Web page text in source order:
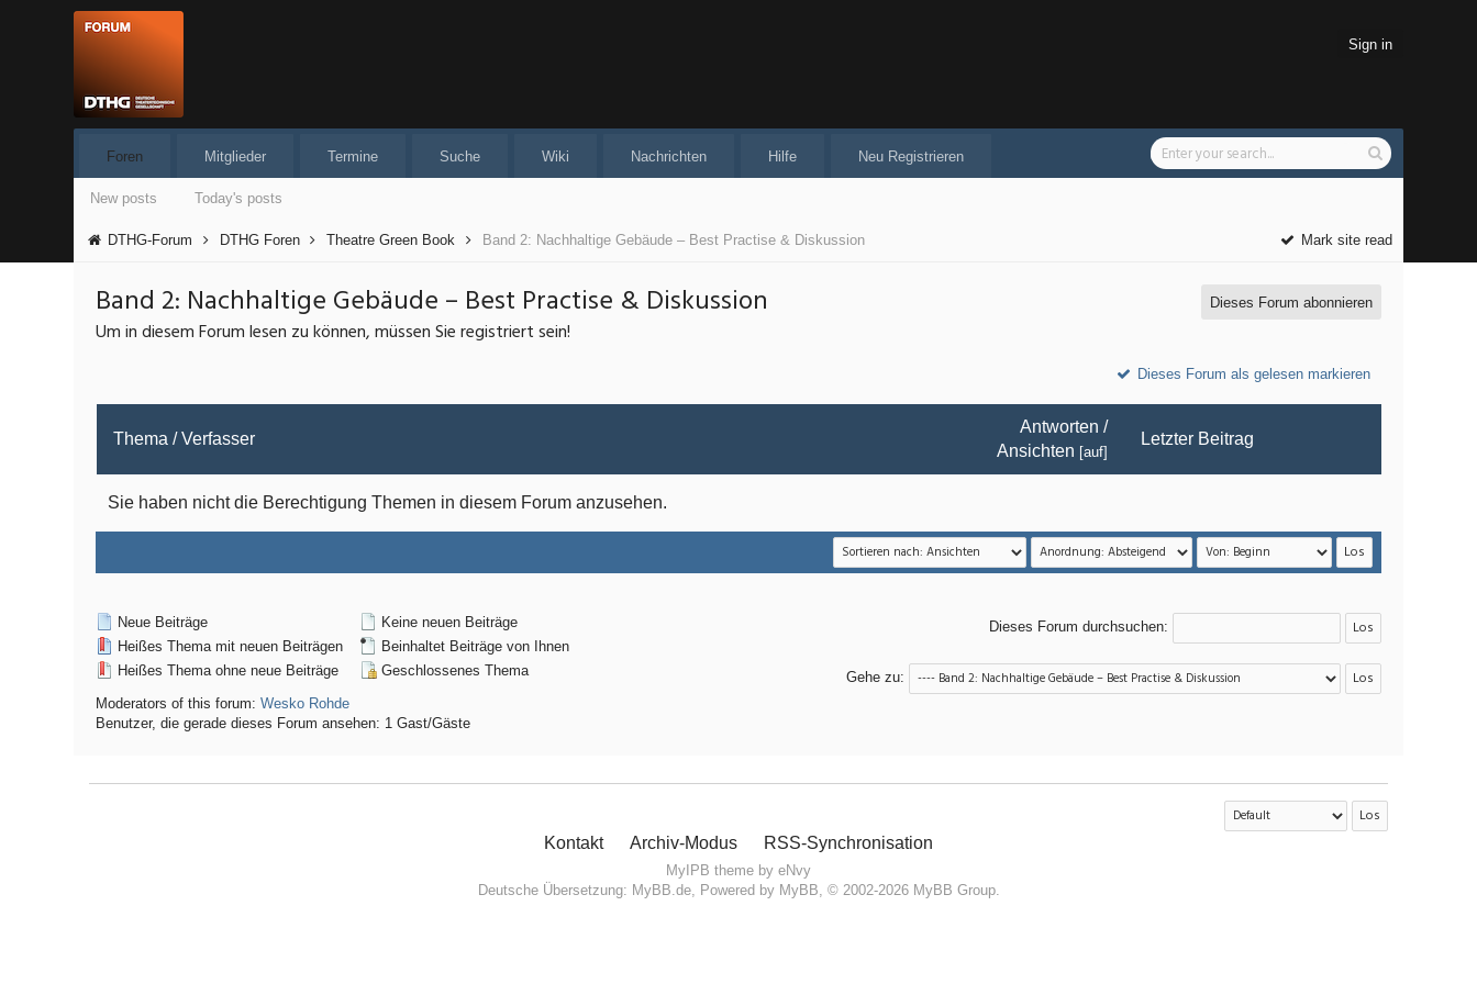
Sign in
Foren Mitglieder Termine Suche Wiki Nachrichten Hilfe Neu Registrieren
New posts Today's posts
DTHG-Forum DTHG Foren Theatre Green Book Band 2: Nachhaltige Gebäude – Best Practise & Diskussion Mark site read
Band 2: Nachhaltige Gebäude – Best Practise & Diskussion
Um in diesem Forum lesen zu können, müssen Sie registriert sein!
Dieses Forum abonnieren
Dieses Forum als gelesen markieren
Thema /Verfasser
Antworten /
Ansichten [auf]
Letzter Beitrag
Sie haben nicht die Berechtigung Themen in diesem Forum anzusehen.
Neue Beiträge
Heißes Thema mit neuen Beiträgen
Heißes Thema ohne neue Beiträge
Keine neuen Beiträge
Beinhaltet Beiträge von Ihnen
Geschlossenes Thema
Dieses Forum durchsuchen:
Gehe zu:
Moderators of this forum:Wesko Rohde
Benutzer, die gerade dieses Forum ansehen: 1 Gast/Gäste
Kontakt Archiv-Modus RSS-Synchronisation
MyIPB theme by eNvy
Deutsche Übersetzung: MyBB.de, Powered by MyBB, © 2002-2026 MyBB Group.